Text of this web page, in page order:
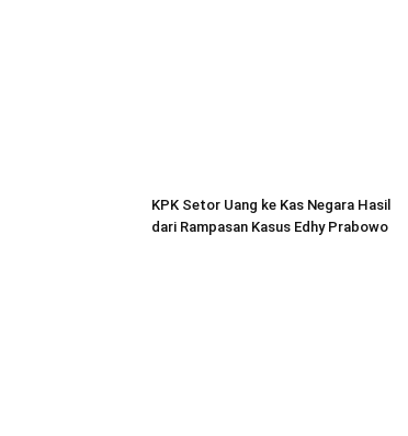
KPK Setor Uang ke Kas Negara Hasil
dari Rampasan Kasus Edhy Prabowo